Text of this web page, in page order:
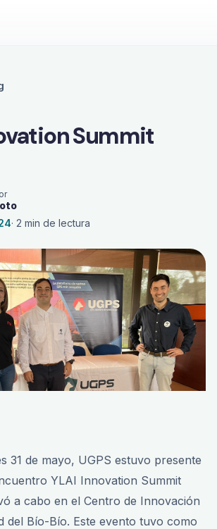
Summit
· 2 min de lectura
31 de mayo, UGPS estuvo presente
YLAI Innovation Summit
a cabo en el Centro de Innovación
del Bío-Bío. Este evento tuvo como